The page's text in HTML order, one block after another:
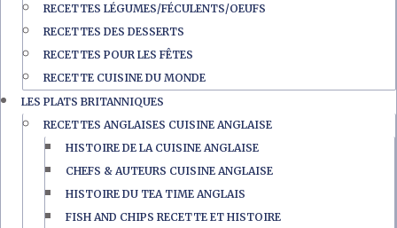
RECETTES LÉGUMES/FÉCULENTS/OEUFS
RECETTES DES DESSERTS
RECETTES POUR LES FÊTES
RECETTE CUISINE DU MONDE
LES PLATS BRITANNIQUES
RECETTES ANGLAISES CUISINE ANGLAISE
HISTOIRE DE LA CUISINE ANGLAISE
CHEFS & AUTEURS CUISINE ANGLAISE
HISTOIRE DU TEA TIME ANGLAIS
FISH AND CHIPS RECETTE ET HISTOIRE